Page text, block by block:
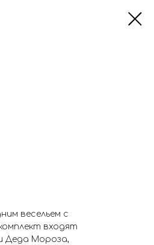
весельем с
входят
Деда Мороза,